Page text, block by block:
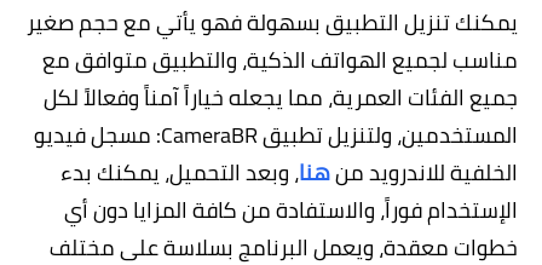
يمكنك تنزيل التطبيق بسهولة فهو يأتي مع حجم صغير
مناسب لجميع الهواتف الذكية، والتطبيق متوافق مع
جميع الفئات العمرية، مما يجعله خياراً آمناً وفعالاً لكل
المستخدمين، ولتنزيل تطبيق CameraBR: مسجل فيديو
الخلفية للاندرويد منهنا، وبعد التحميل، يمكنك بدء
الإستخدام فوراً، والاستفادة من كافة المزايا دون أي
خطوات معقدة، ويعمل البرنامج بسلاسة على مختلف